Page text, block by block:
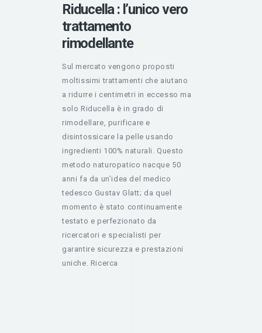
Riducella : l’unico vero
trattamento
rimodellante
Sul mercato vengono proposti
moltissimi trattamenti che aiutano
a ridurre i centimetri in eccesso ma
solo Riducella è in grado di
rimodellare, purificare e
disintossicare la pelle usando
ingredienti 100% naturali. Questo
metodo naturopatico nacque 50
anni fa da un’idea del medico
tedesco Gustav Glatt; da quel
momento è stato continuamente
testato e perfezionato da
ricercatori e specialisti per
garantire sicurezza e prestazioni
uniche. Ricerca